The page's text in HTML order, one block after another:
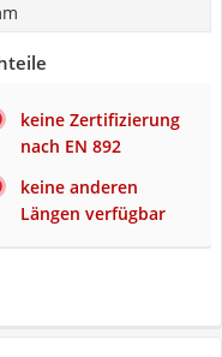
keine Zertifizierung
nach EN 892
keine anderen
Längen verfügbar